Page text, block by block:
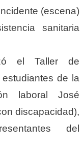
(escena)
sanitaria
el Taller de
de la
laboral José
discapacidad),
del